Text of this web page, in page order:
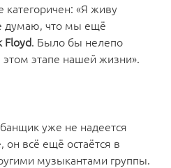
«Я живу
думаю, что мы ещё
Floyd. Было бы нелепо
этапе нашей жизни».
уже не надеется
он всё ещё остаётся в
музыкантами группы.